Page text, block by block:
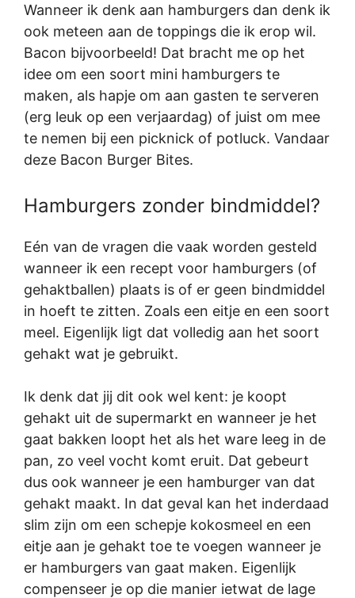
Wanneer ik denk aan hamburgers dan denk ik
ook meteen aan de toppings die ik erop wil.
Bacon bijvoorbeeld! Dat bracht me op het
idee om een soort mini hamburgers te
maken, als hapje om aan gasten te serveren
(erg leuk op een verjaardag) of juist om mee
te nemen bij een picknick of potluck. Vandaar
deze Bacon Burger Bites.
Hamburgers zonder bindmiddel?
Eén van de vragen die vaak worden gesteld
wanneer ik een recept voor hamburgers (of
gehaktballen) plaats is of er geen bindmiddel
in hoeft te zitten. Zoals een eitje en een soort
meel. Eigenlijk ligt dat volledig aan het soort
gehakt wat je gebruikt.
Ik denk dat jij dit ook wel kent: je koopt
gehakt uit de supermarkt en wanneer je het
gaat bakken loopt het als het ware leeg in de
pan, zo veel vocht komt eruit. Dat gebeurt
dus ook wanneer je een hamburger van dat
gehakt maakt. In dat geval kan het inderdaad
slim zijn om een schepje kokosmeel en een
eitje aan je gehakt toe te voegen wanneer je
er hamburgers van gaat maken. Eigenlijk
compenseer je op die manier ietwat de lage